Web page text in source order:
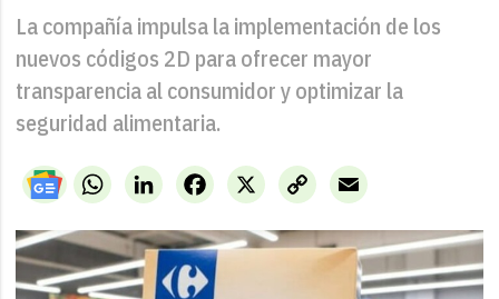
La compañía impulsa la implementación de los
nuevos códigos 2D para ofrecer mayor
transparencia al consumidor y optimizar la
seguridad alimentaria.
WhatsAppLinkedIn X
Facebook
Copy
Link
Email